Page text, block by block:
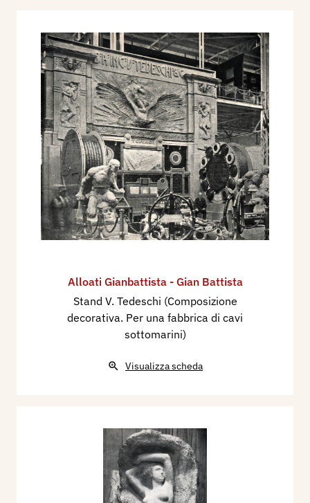
Alloati Gianbattista - Gian Battista
Stand V. Tedeschi (Composizione
decorativa. Per una fabbrica di cavi
sottomarini)
Visualizza scheda